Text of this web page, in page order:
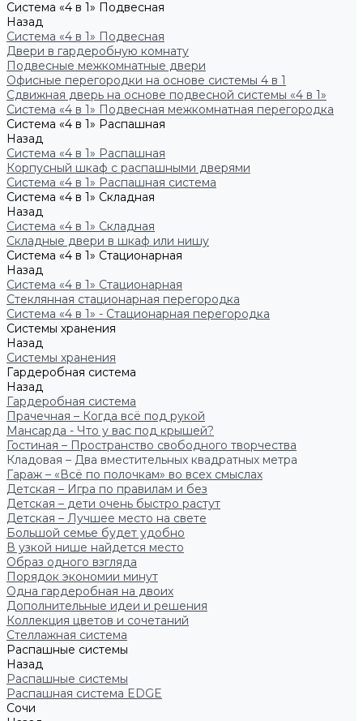
Система «4 в 1» Подвесная
Назад
Система «4 в 1» Подвесная
Двери в гардеробную комнату
Подвесные межкомнатные двери
Офисные перегородки на основе системы 4 в 1
Сдвижная дверь на основе подвесной системы «4 в 1»
Система «4 в 1» Подвесная межкомнатная перегородка
Система «4 в 1» Распашная
Назад
Система «4 в 1» Распашная
Корпусный шкаф с распашными дверями
Система «4 в 1» Распашная система
Система «4 в 1» Складная
Назад
Система «4 в 1» Складная
Складные двери в шкаф или нишу
Система «4 в 1» Стационарная
Назад
Система «4 в 1» Стационарная
Стеклянная стационарная перегородка
Система «4 в 1» - Стационарная перегородка
Системы хранения
Назад
Системы хранения
Гардеробная система
Назад
Гардеробная система
Прачечная – Когда всё под рукой
Мансарда - Что у вас под крышей?
Гостиная – Пространство свободного творчества
Кладовая – Два вместительных квадратных метра
Гараж – «Всё по полочкам» во всех смыслах
Детская – Игра по правилам и без
Детская – дети очень быстро растут
Детская – Лучшее место на свете
Большой семье будет удобно
В узкой нише найдется место
Образ одного взгляда
Порядок экономии минут
Одна гардеробная на двоих
Дополнительные идеи и решения
Коллекция цветов и сочетаний
Стеллажная система
Распашные системы
Назад
Распашные системы
Распашная система EDGE
Сочи